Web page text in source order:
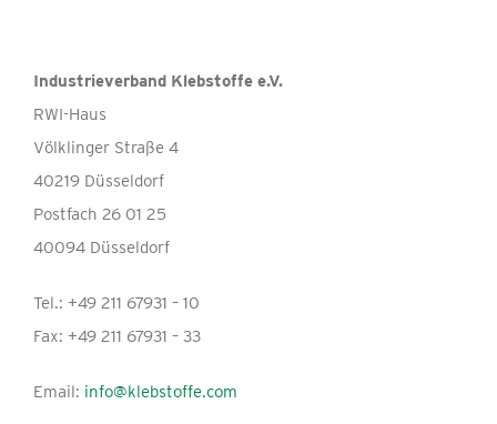
Industrieverband Klebstoffe e.V.
RWI-Haus
Völklinger Straße 4
40219 Düsseldorf
Postfach 26 01 25
40094 Düsseldorf
Tel.: +49 211 67931 – 10
Fax: +49 211 67931 – 33
Email: info@klebstoffe.com